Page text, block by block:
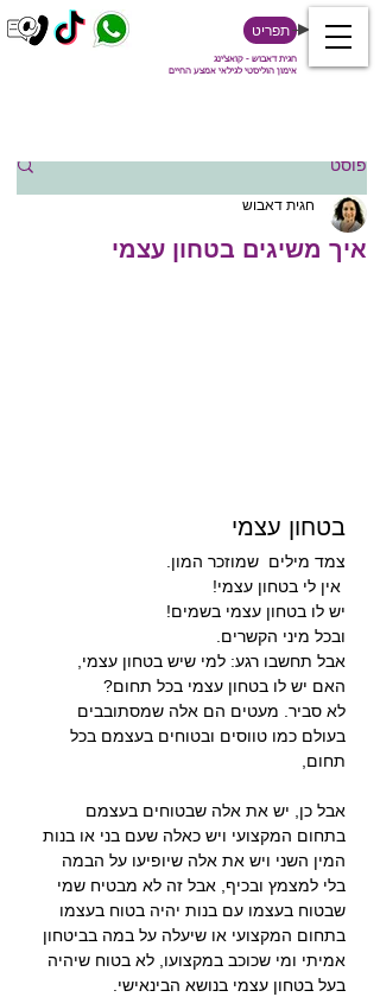
חגית דאבוש - קואצ'ינג
אימון הוליסטי לגילאי אמצע החיים
תפריט
פוסט
איך משיגים בטחון עצמי
חגית דאבוש
בטחון עצמי
צמד מילים  שמוזכר המון.
יש לו בטחון עצמי בשמים!
ובכל מיני הקשרים.
אבל תחשבו רגע: למי שיש בטחון עצמי,
האם יש לו בטחון עצמי בכל תחום?
לא סביר. מעטים הם אלה שמסתובבים
בעולם כמו טווסים ובטוחים בעצמם בכל
תחום,
אבל כן, יש את אלה שבטוחים בעצמם
בתחום המקצועי ויש כאלה שעם בני או בנות
המין השני ויש את אלה שיופיעו על הבמה
בלי למצמץ ובכיף, אבל זה לא מבטיח שמי
שבטוח בעצמו עם בנות יהיה בטוח בעצמו
בתחום המקצועי או שיעלה על במה בביטחון
אמיתי ומי שכוכב במקצועו, לא בטוח שיהיה
בעל בטחון עצמי בנושא הבינאישי.